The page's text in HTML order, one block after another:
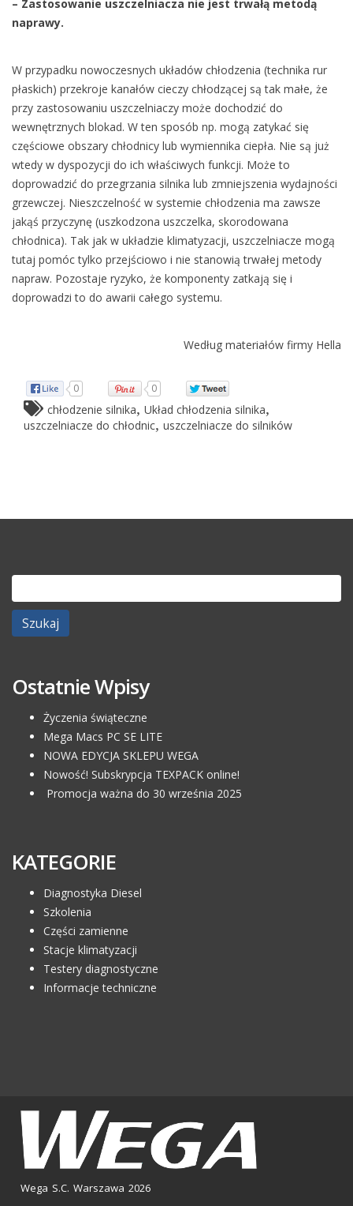
– Zastosowanie uszczelniacza nie jest trwałą metodą
naprawy.
W przypadku nowoczesnych układów chłodzenia (technika rur
płaskich) przekroje kanałów cieczy chłodzącej są tak małe, że
przy zastosowaniu uszczelniaczy może dochodzić do
wewnętrznych blokad. W ten sposób np. mogą zatykać się
częściowe obszary chłodnicy lub wymiennika ciepła. Nie są już
wtedy w dyspozycji do ich właściwych funkcji. Może to
doprowadzić do przegrzania silnika lub zmniejszenia wydajności
grzewczej. Nieszczelność w systemie chłodzenia ma zawsze
jakąś przyczynę (uszkodzona uszczelka, skorodowana
chłodnica). Tak jak w układzie klimatyzacji, uszczelniacze mogą
tutaj pomóc tylko przejściowo i nie stanowią trwałej metody
napraw. Pozostaje ryzyko, że komponenty zatkają się i
doprowadzi to do awarii całego systemu.
Według materiałów firmy Hella
0 0
chłodzenie silnika, Układ chłodzenia silnika,
uszczelniacze do chłodnic, uszczelniacze do silników
Szukaj:
Ostatnie Wpisy
Życzenia świąteczne
Mega Macs PC SE LITE
NOWA EDYCJA SKLEPU WEGA
Nowość! Subskrypcja TEXPACK online!
Promocja ważna do 30 września 2025
KATEGORIE
Diagnostyka Diesel
Szkolenia
Części zamienne
Stacje klimatyzacji
Testery diagnostyczne
Informacje techniczne
Wega S.C. Warszawa 2026